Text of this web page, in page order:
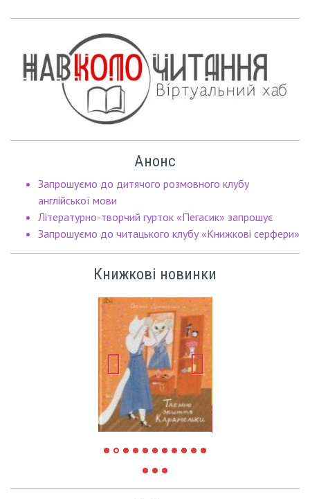
Анонс
Запрошуємо до дитячого розмовного клубу
англійської мови
Літературно-творчий гурток «Пегасик» запрошує
Запрошуємо до читацького клубу «Книжкові серфери»
Книжкові новинки